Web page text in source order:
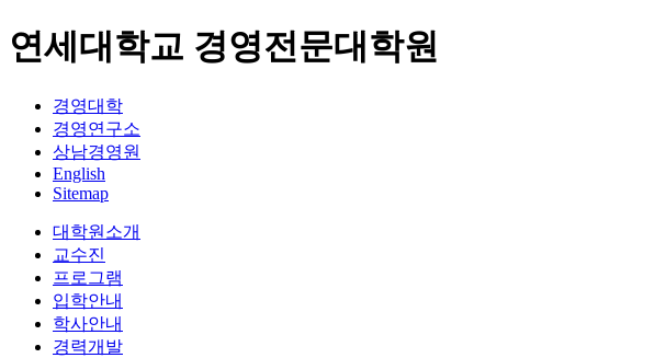
연세대학교 경영전문대학원
경영대학
경영연구소
상남경영원
English
Sitemap
대학원소개
교수진
프로그램
입학안내
학사안내
경력개발